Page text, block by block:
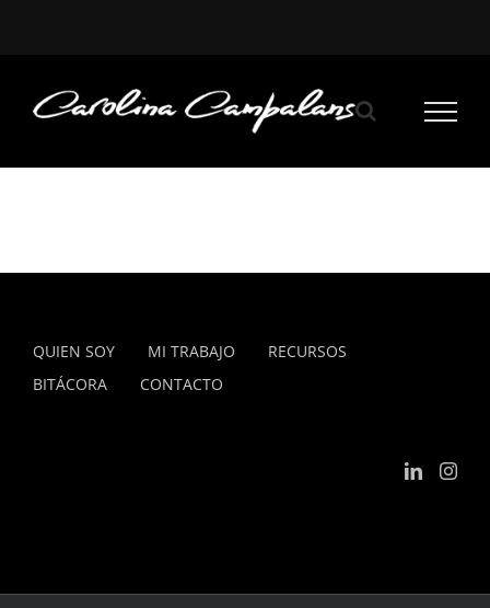
QUIEN SOY MI TRABAJO
RECURSOS
BITÁCORA
CONTACTO